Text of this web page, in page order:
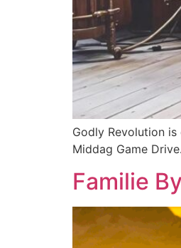
Godly Revolution
Middag Game
Familie